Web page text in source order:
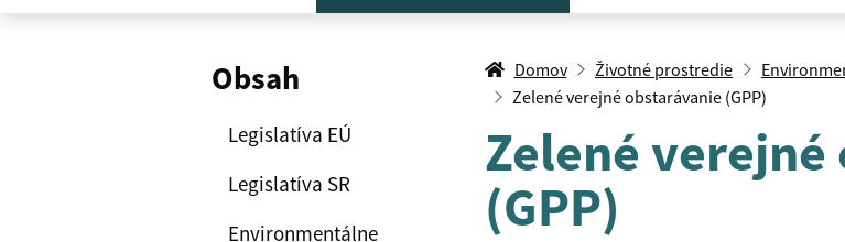
Obsah
Legislatíva EÚ
Legislatíva SR
Environmentálne
Domov Životné prostredie
Zelené verejné obstarávanie (GPP)
Zelené
(GPP)